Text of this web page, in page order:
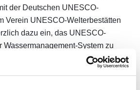
der Deutschen UNESCO-
Verein UNESCO-Welterbestätten
dazu ein, das UNESCO-
Wassermanagement-System zu